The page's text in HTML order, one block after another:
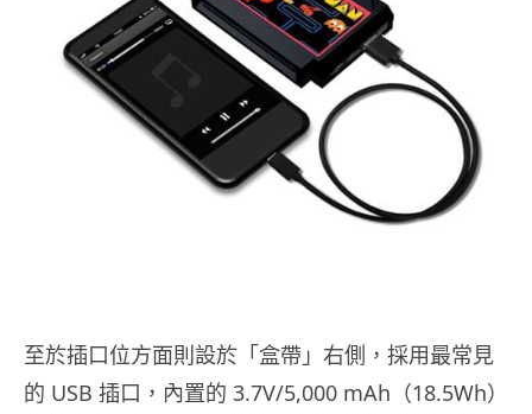
至於插口位方面則設於「盒帶」右側，採用最常見
的 USB 插口，內置的 3.7V/5,000 mAh（18.5Wh）